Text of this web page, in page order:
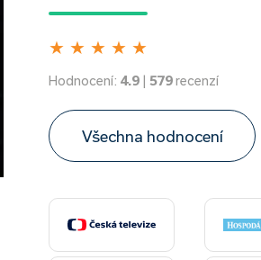
★ ★ ★ ★ ★
Hodnocení: 4.9 | 579recenzí
Všechna hodnocení